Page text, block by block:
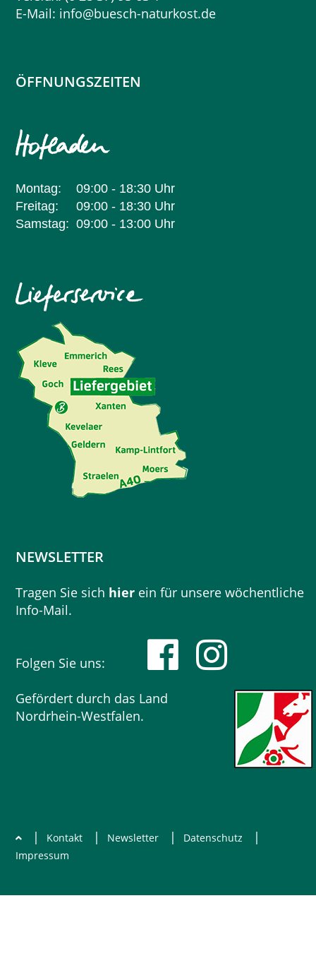
E-Mail: info@buesch-naturkost.de
ÖFFNUNGSZEITEN
Montag:
09:00 - 18:30 Uhr
Freitag:
09:00 - 18:30 Uhr
Samstag: 09:00 - 13:00 Uhr
NEWSLETTER
Tragen Sie sich hier ein für unsere wöchentliche
Info-Mail.
Folgen Sie uns:
Gefördert durch das Land
Nordrhein-Westfalen.
| Kontakt | Newsletter | Datenschutz |
Impressum